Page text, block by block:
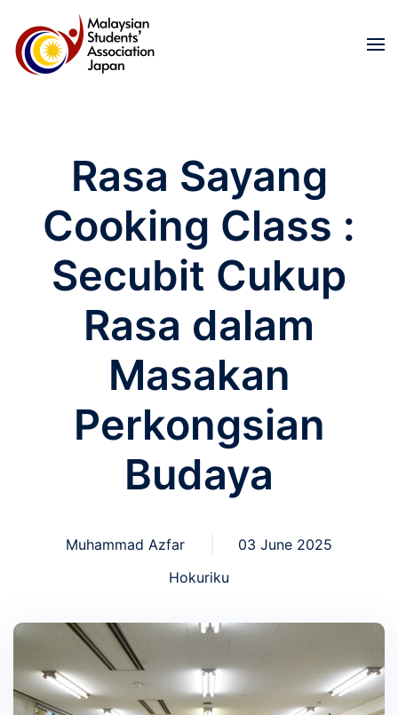
Skip to main content
Rasa Sayang
Cooking Class :
Secubit Cukup
Rasa dalam
Masakan
Perkongsian
Budaya
Muhammad Azfar
03 June 2025
Hokuriku